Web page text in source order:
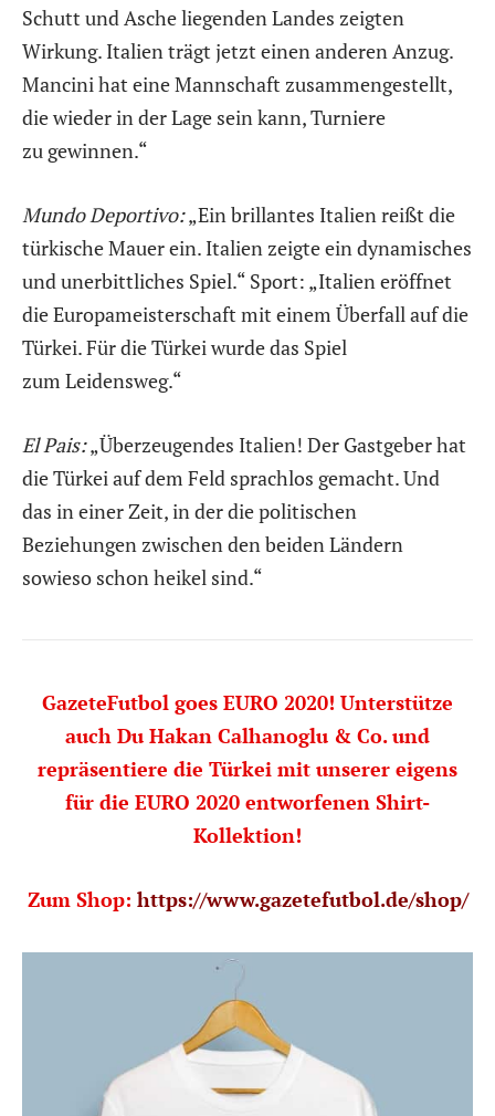
Schutt und Asche liegenden Landes zeigten
Wirkung. Italien trägt jetzt einen anderen Anzug.
Mancini hat eine Mannschaft zusammengestellt,
die wieder in der Lage sein kann, Turniere
zu gewinnen.“
Mundo Deportivo:„Ein brillantes Italien reißt die
türkische Mauer ein. Italien zeigte ein dynamisches
und unerbittliches Spiel.“ Sport: „Italien eröffnet
die Europameisterschaft mit einem Überfall auf die
Türkei. Für die Türkei wurde das Spiel
zum Leidensweg.“
El Pais:„Überzeugendes Italien! Der Gastgeber hat
die Türkei auf dem Feld sprachlos gemacht. Und
das in einer Zeit, in der die politischen
Beziehungen zwischen den beiden Ländern
sowieso schon heikel sind.“
GazeteFutbol goes EURO 2020! Unterstütze
auch Du Hakan Calhanoglu & Co. und
repräsentiere die Türkei mit unserer eigens
für die EURO 2020 entworfenen Shirt-
Kollektion!
Zum Shop: https://www.gazetefutbol.de/shop/